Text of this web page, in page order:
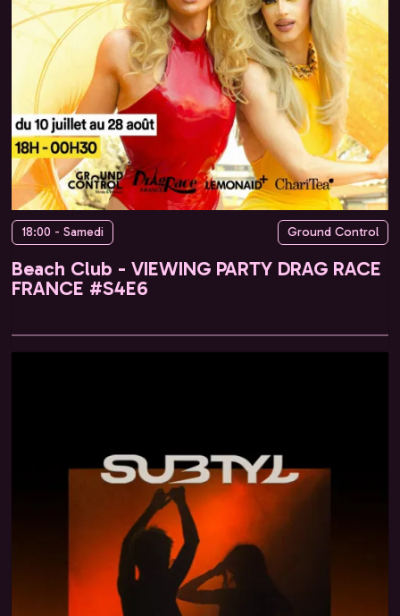
18:00 - Samedi Ground Control
Beach Club - VIEWING PARTY DRAG RACE
FRANCE #S4E6